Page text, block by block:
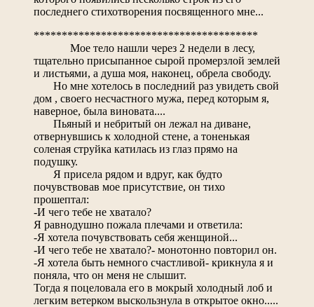
последнего стихотворения посвященного мне...
****************************************
Мое тело нашли через 2 недели в лесу,
тщательно присыпанное сырой промерзлой землей
и листьями, а душа моя, наконец, обрела свободу.
Но мне хотелось в последний раз увидеть свой
дом , своего несчастного мужа, перед которым я,
наверное, была виновата....
Пьяный и небритый он лежал на диване,
отвернувшись к холодной стене, а тоненькая
соленая струйка катилась из глаз прямо на
подушку.
Я присела рядом и вдруг, как будто
почувствовав мое присутствие, он тихо
прошептал:
-И чего тебе не хватало?
Я равнодушно пожала плечами и ответила:
-Я хотела почувствовать себя женщиной...
-И чего тебе не хватало?- монотонно повторил он.
-Я хотела быть немного счастливой- крикнула я и
поняла, что он меня не слышит.
Тогда я поцеловала его в мокрый холодный лоб и
легким ветерком выскользнула в открытое окно.....